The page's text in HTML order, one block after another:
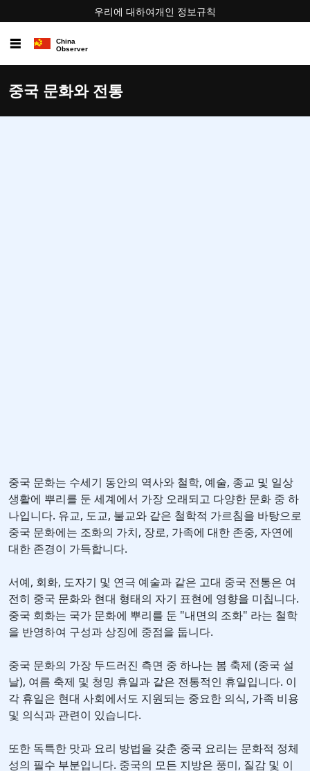
우리에 대하여개인 정보규칙
☰
중국 문화와 전통
중국 문화는 수세기 동안의 역사와 철학, 예술, 종교 및 일상
생활에 뿌리를 둔 세계에서 가장 오래되고 다양한 문화 중 하
나입니다. 유교, 도교, 불교와 같은 철학적 가르침을 바탕으로
중국 문화에는 조화의 가치, 장로, 가족에 대한 존중, 자연에
대한 존경이 가득합니다.
서예, 회화, 도자기 및 연극 예술과 같은 고대 중국 전통은 여
전히 중국 문화와 현대 형태의 자기 표현에 영향을 미칩니다.
중국 회화는 국가 문화에 뿌리를 둔 "내면의 조화" 라는 철학
을 반영하여 구성과 상징에 중점을 둡니다.
중국 문화의 가장 두드러진 측면 중 하나는 봄 축제 (중국 설
날), 여름 축제 및 청밍 휴일과 같은 전통적인 휴일입니다. 이
각 휴일은 현대 사회에서도 지원되는 중요한 의식, 가족 비용
및 의식과 관련이 있습니다.
또한 독특한 맛과 요리 방법을 갖춘 중국 요리는 문화적 정체
성의 필수 부분입니다. 중국의 모든 지방은 풍미, 질감 및 이